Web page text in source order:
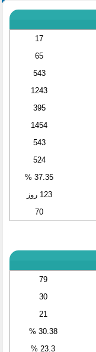
17
65
543
1243
395
1454
543
524
37.35 %
123 روز
70
79
30
21
30.38 %
23.3 %